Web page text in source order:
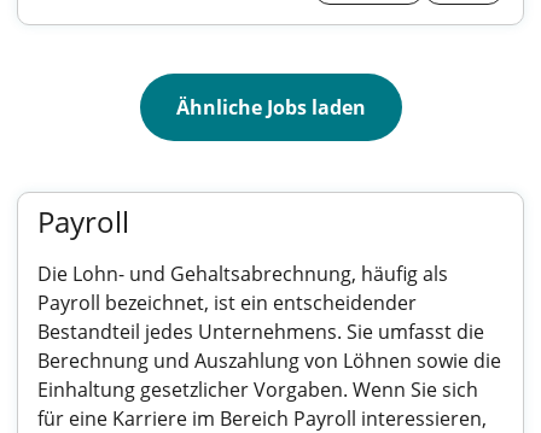
Ähnliche Jobs laden
Payroll
Die Lohn- und Gehaltsabrechnung, häufig als
Payroll bezeichnet, ist ein entscheidender
Bestandteil jedes Unternehmens. Sie umfasst die
Berechnung und Auszahlung von Löhnen sowie die
Einhaltung gesetzlicher Vorgaben. Wenn Sie sich
für eine Karriere im Bereich Payroll interessieren,